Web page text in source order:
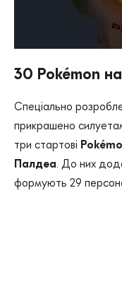
30 Pokémon
Спеціально
прикрашено
три стартові
Палдеа. До них
формують 29